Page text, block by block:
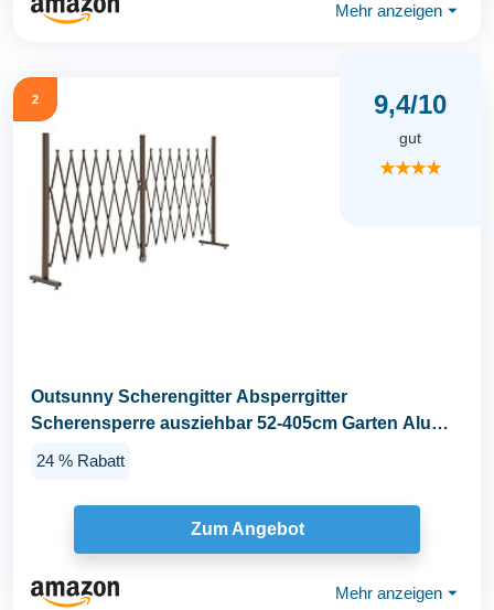
Mehr anzeigen ⏷
2 9,4/10
gut
★★★★
Outsunny Scherengitter Absperrgitter
Scherensperre ausziehbar 52-405cm Garten Alu
24 % Rabatt
Zum Angebot
Mehr anzeigen ⏷